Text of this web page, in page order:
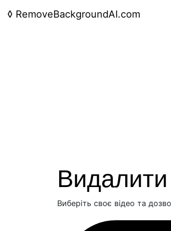
◊ RemoveBackgroundAI.com
Виберіть своє відео та